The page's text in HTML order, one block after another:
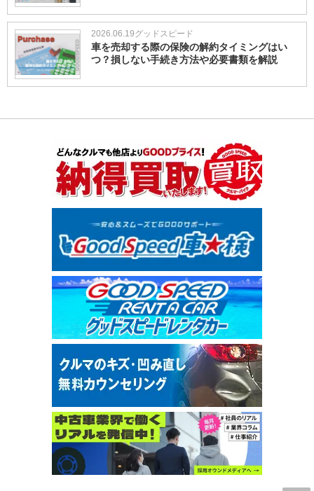
2026.06.19グッドスピード
車を売却する際の保険の解約タイミングはい
つ？損しない手続き方法や必要書類を解説